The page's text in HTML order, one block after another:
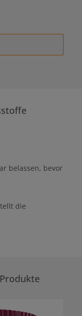
belassen, bevor
die